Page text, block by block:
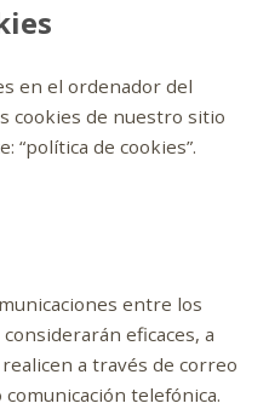
en el ordenador del
cookies de nuestro sitio
“política de cookies”.
entre los
considerarán eficaces, a
a través de correo
telefónica.